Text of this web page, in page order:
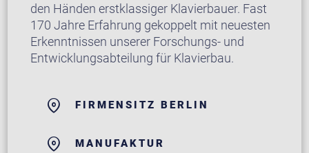
den Händen erstklassiger Klavierbauer. Fast
170 Jahre Erfahrung gekoppelt mit neuesten
Erkenntnissen unserer Forschungs- und
Entwicklungsabteilung für Klavierbau.
FIRMENSITZ BERLIN
MANUFAKTUR